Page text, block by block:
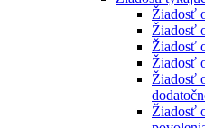
Žiadosť
Žiadosť
Žiadosť
Žiadosť
Žiadosť
Žiadosť